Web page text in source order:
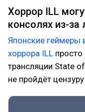
Хоррор ILL
консолях из-
Японские геймеры
хоррора ILL
трансляции State
не пройдёт цензуру